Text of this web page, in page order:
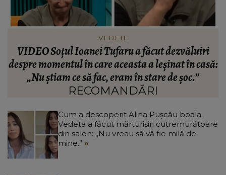
VEDETE
Cătălin Crișan dezvăluie motivul despărțirii de
Camelia Tabără. Ce a spus artistul despre
standardele fostei partenere: „Nu pot să...”
RECOMANDĂRI
Cum a descoperit Alina Pușcău boala.
Vedeta a făcut mărturisiri cutremurătoare
din salon: „Nu vreau să vă fie milă de
mine.”